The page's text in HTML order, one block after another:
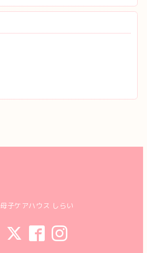
母子ケアハウス しらい